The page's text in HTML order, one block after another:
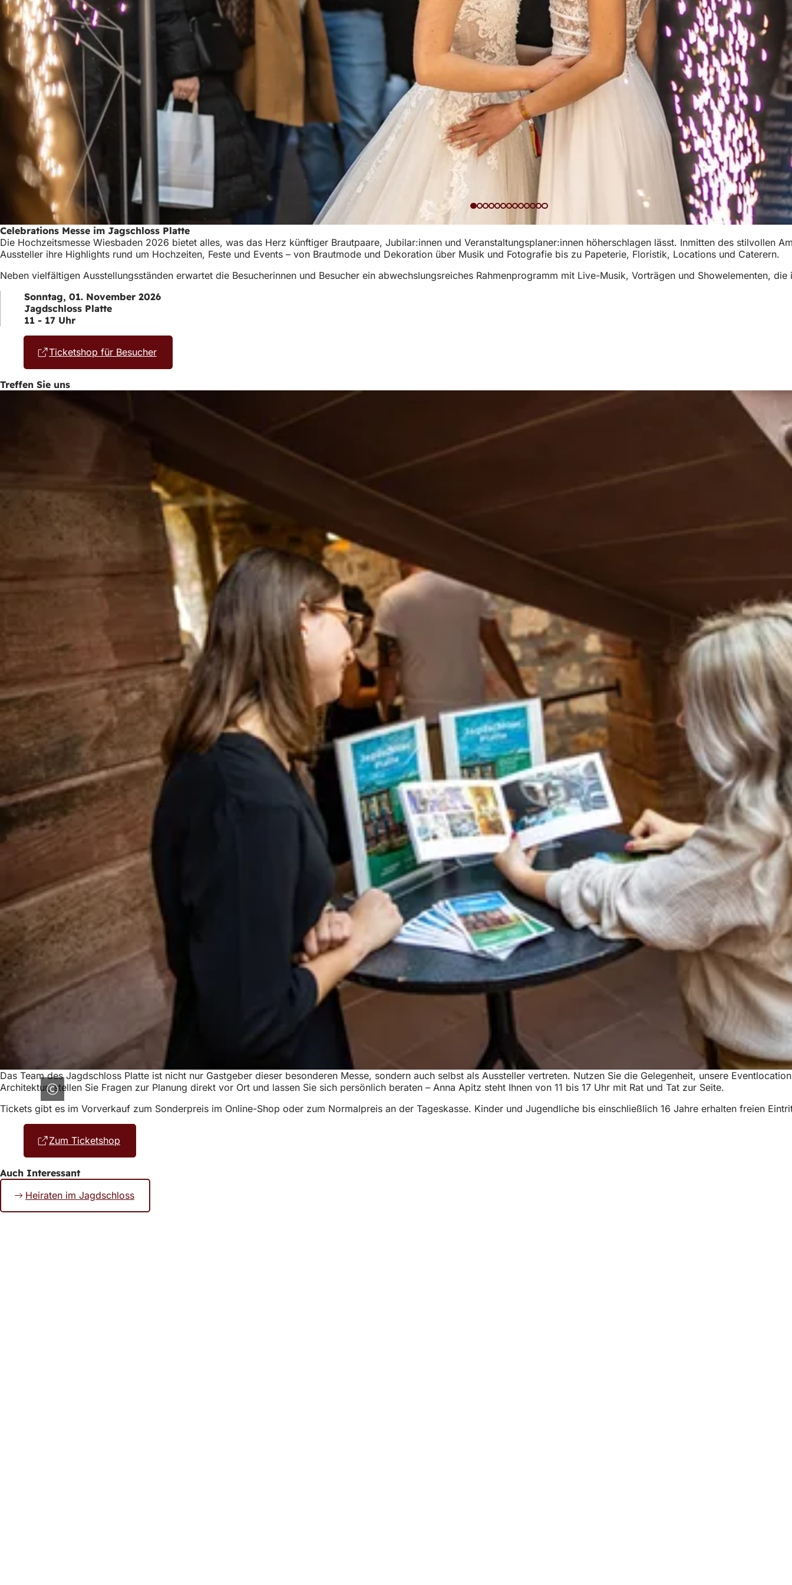
Celebrations Messe im Jagschloss Platte
Die Hochzeitsmesse Wiesbaden 2026 bietet alles, was das Herz künftiger Brautpaare, Jubilar:innen und Veranstaltungsplaner:innen höherschlagen lässt. Inmitten des stilvollen
Aussteller ihre Highlights rund um Hochzeiten, Feste und Events – von Brautmode und Dekoration über Musik und Fotografie bis zu Papeterie, Floristik, Locations und Caterern.
Neben vielfältigen Ausstellungsständen erwartet die Besucherinnen und Besucher ein abwechslungsreiches Rahmenprogramm mit Live-Musik, Vorträgen und Showelementen,
Sonntag, 01. November 2026
Jagdschloss Platte
11 - 17 Uhr
Ticketshop für Besucher(Öffnet
neuen
Treffen Sie uns
Das Team des Jagdschloss Platte ist nicht nur Gastgeber dieser besonderen Messe, sondern auch selbst als Aussteller vertreten. Nutzen Sie die Gelegenheit, unsere
Architektur, stellen Sie Fragen zur Planung direkt vor Ort und lassen Sie sich persönlich beraten – Anna Apitz steht Ihnen von 11 bis 17 Uhr mit Rat und Tat zur Seite.
Tickets gibt es im Vorverkauf zum Sonderpreis im Online-Shop oder zum Normalpreis an der Tageskasse. Kinder und Jugendliche bis einschließlich 16 Jahre erhalten freien
Zum Ticketshop
neuen
Auch Interessant
Heiraten im Jagdschloss